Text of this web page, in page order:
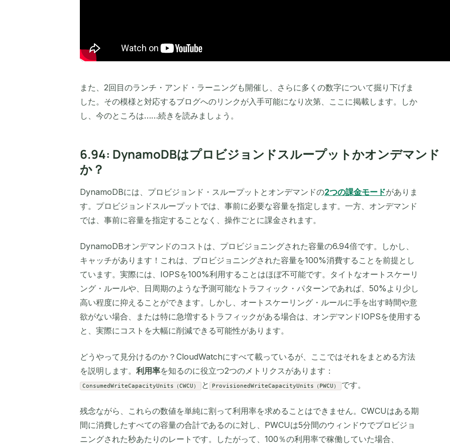
また、2回目のランチ・アンド・ラーニングも開催し、さらに多くの数字について掘り下げま
した。その模様と対応するブログへのリンクが入手可能になり次第、ここに掲載します。しか
し、今のところは……続きを読みましょう。
6.94: DynamoDBはプロビジョンドスループットかオンデマンド
か？
DynamoDBには、プロビジョンド・スループットとオンデマンドの2つの課金モードがありま
す。プロビジョンドスループットでは、事前に必要な容量を指定します。一方、オンデマンド
では、事前に容量を指定することなく、操作ごとに課金されます。
DynamoDBオンデマンドのコストは、プロビジョニングされた容量の6.94倍です。しかし、
キャッチがあります！これは、プロビジョニングされた容量を100%消費することを前提とし
ています。実際には、IOPSを100%利用することはほぼ不可能です。タイトなオートスケーリ
ング・ルールや、日周期のような予測可能なトラフィック・パターンであれば、50%より少し
高い程度に抑えることができます。しかし、オートスケーリング・ルールに手を出す時間や意
欲がない場合、または特に急増するトラフィックがある場合は、オンデマンドIOPSを使用する
と、実際にコストを大幅に削減できる可能性があります。
どうやって見分けるのか？CloudWatchにすべて載っているが、ここではそれをまとめる方法
を説明します。 利用率を知るのに役立つ2つのメトリクスがあります：
ConsumedWriteCapacityUnits（CWCU） と ProvisionedWriteCapacityUnits（PWCU） です。
残念ながら、これらの数値を単純に割って利用率を求めることはできません。CWCUはある期
間に消費したすべての容量の合計であるのに対し、PWCUは5分間のウィンドウでプロビジョ
ニングされた秒あたりのレートです。したがって、100％の利用率で稼働していた場合、